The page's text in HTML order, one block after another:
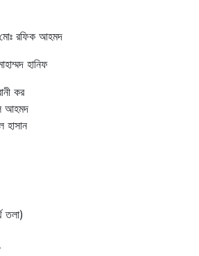
রফিক আহমদ
হানিফ
কর
আহমদ
হাসান
তলা)